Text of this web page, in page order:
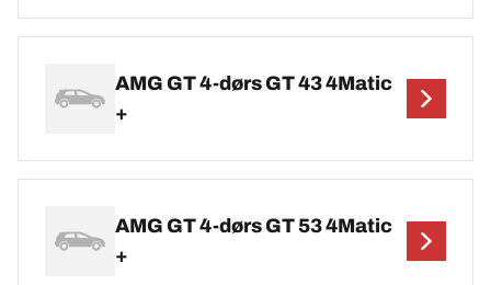
AMG GT 4-dørs GT 43 4Matic
+
AMG GT 4-dørs GT 53 4Matic
+